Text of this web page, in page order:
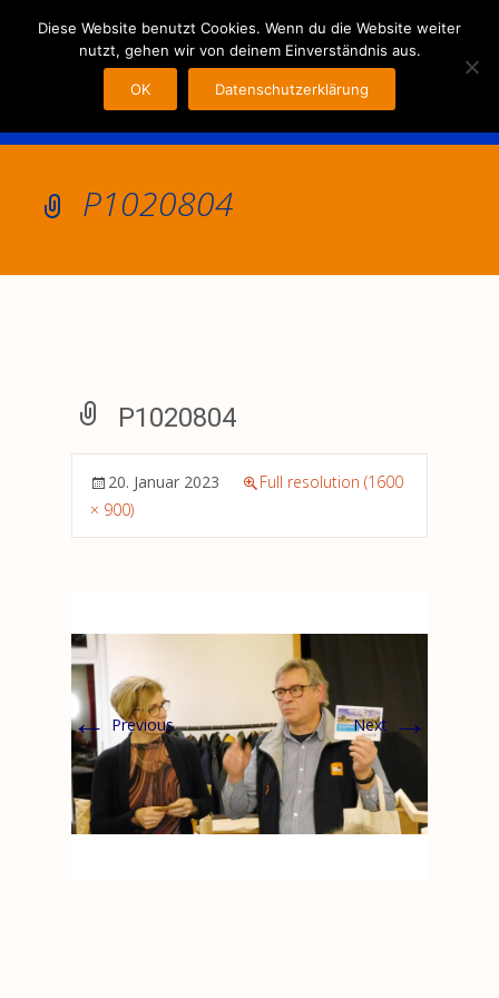
P1020804
P1020804
20. Januar 2023
Full resolution (1600
× 900)
← Previous Next →
MENU
Diese Website benutzt Cookies. Wenn du die Website weiter
nutzt, gehen wir von deinem Einverständnis aus.
OK Datenschutzerklärung